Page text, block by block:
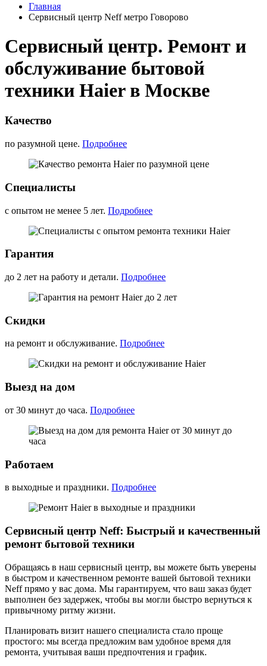
Главная
Сервисный центр Neff метро Говорово
Сервисный центр. Ремонт и
обслуживание бытовой
техники Haier в Москве
Качество
по разумной цене. Подробнее
Специалисты
с опытом не менее 5 лет. Подробнее
Гарантия
до 2 лет на работу и детали. Подробнее
Скидки
на ремонт и обслуживание. Подробнее
Выезд на дом
от 30 минут до часа. Подробнее
Работаем
в выходные и праздники. Подробнее
Сервисный центр Neff: Быстрый и качественный
ремонт бытовой техники
Обращаясь в наш сервисный центр, вы можете быть уверены
в быстром и качественном ремонте вашей бытовой техники
Neff прямо у вас дома. Мы гарантируем, что ваш заказ будет
выполнен без задержек, чтобы вы могли быстро вернуться к
привычному ритму жизни.
Планировать визит нашего специалиста стало проще
простого: мы всегда предложим вам удобное время для
ремонта, учитывая ваши предпочтения и график.